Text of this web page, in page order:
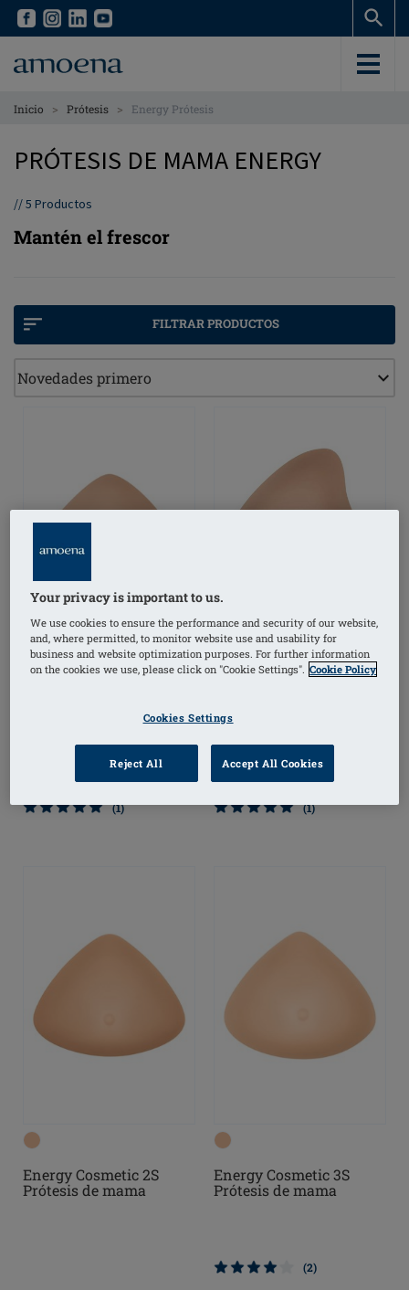
Skip
content
Skip
content
Inicio > Prótesis > Energy Prótesis
PRÓTESIS DE MAMA ENERGY
//5 Productos
Mantén el frescor
FILTRAR PRODUCTOS
Energy 2S Light Prótesis
(1)
Energy 2U Light Prótesis
de mama
(1)
Energy Cosmetic 2S
Prótesis de mama
Energy Cosmetic 3S
Prótesis de mama
(2)
Your privacy is important to us.
We use cookies to ensure the performance and security of our website,
and, where permitted, to monitor website use and usability for
business and website optimization purposes. For further information
on the cookies we use, please click on "Cookie Settings". Cookie Policy
Cookies Settings
Reject All Accept All Cookies